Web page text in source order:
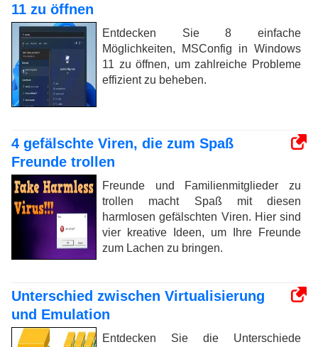
11 zu öffnen
Entdecken Sie 8 einfache
Möglichkeiten, MSConfig in Windows
11 zu öffnen, um zahlreiche Probleme
effizient zu beheben.
4 gefälschte Viren, die zum Spaß
Freunde trollen
Freunde und Familienmitglieder zu
trollen macht Spaß mit diesen
harmlosen gefälschten Viren. Hier sind
vier kreative Ideen, um Ihre Freunde
zum Lachen zu bringen.
Unterschied zwischen Virtualisierung
und Emulation
Entdecken Sie die Unterschiede